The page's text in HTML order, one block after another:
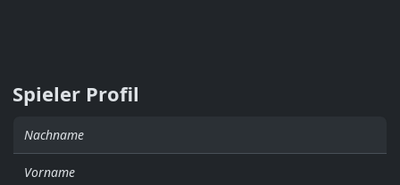
Spieler Profil
Nachname
Vorname